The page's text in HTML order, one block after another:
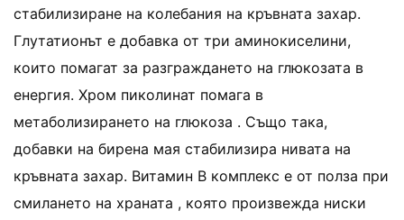
стабилизиране на колебания на кръвната захар.
Глутатионът е добавка от три аминокиселини,
които помагат за разграждането на глюкозата в
енергия. Хром пиколинат помага в
метаболизирането на глюкоза . Също така,
добавки на бирена мая стабилизира нивата на
кръвната захар. Витамин B комплекс е от полза при
смилането на храната , която произвежда ниски